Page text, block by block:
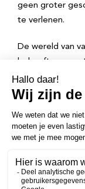
geen groter
te verlenen.
De wereld van
behoefte aan
zelfstandig
besluiten
onderwijs en in
kennen, heeft
niet leuk,
eenmaal bij.